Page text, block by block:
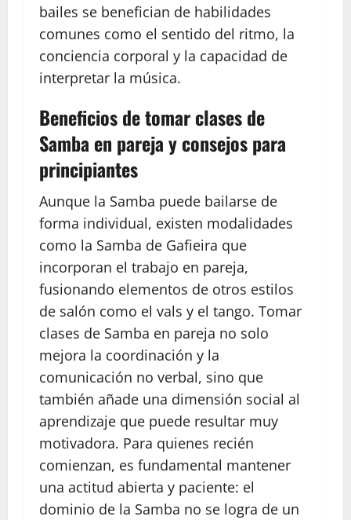
bailes se benefician de habilidades
comunes como el sentido del ritmo, la
conciencia corporal y la capacidad de
interpretar la música.
Beneficios de tomar clases de
Samba en pareja y consejos para
principiantes
Aunque la Samba puede bailarse de
forma individual, existen modalidades
como la Samba de Gafieira que
incorporan el trabajo en pareja,
fusionando elementos de otros estilos
de salón como el vals y el tango. Tomar
clases de Samba en pareja no solo
mejora la coordinación y la
comunicación no verbal, sino que
también añade una dimensión social al
aprendizaje que puede resultar muy
motivadora. Para quienes recién
comienzan, es fundamental mantener
una actitud abierta y paciente: el
dominio de la Samba no se logra de un